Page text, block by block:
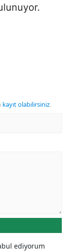
kayıt olabilirsiniz.
ediyorum